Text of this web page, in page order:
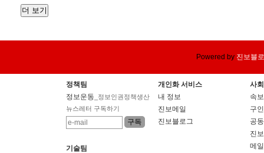
Powered by 진보블
정책팀
정보운동 _정보인권정책생산
뉴스레터 구독하기
기술팀
개인화 서비스
내 정보
진보메일
진보블로그
사
속보
구
공
진
메